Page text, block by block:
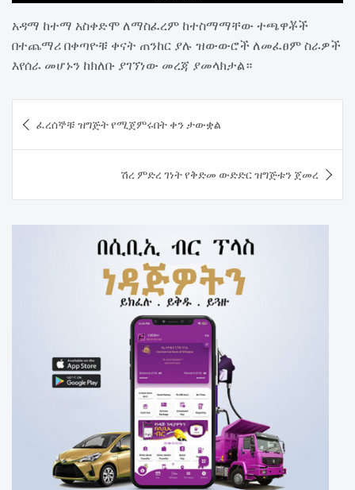
አዳማ ከተማ አስቀድሞ ለማስፈረም ከተስማማቸው ተጫዋቾች
በተጨማሪ በቀጣዮቹ ቀናት ጠንከር ያሉ ዝውውሮች ለመፈፀም ስራዎች
እየሰራ መሆኑን ከክለቡ ያገኘነው መረጃ ያመላክታል።
navigation
ፈረሰኞቹ ዝግጅት የሚጀምሩበት ቀን ታውቋል
ሽረ ምድረ ገነት የቅድመ ውድድር ዝግጅቱን ጀመረ